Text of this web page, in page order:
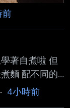
前
著自煮啦 但
麵 配不同的
料理高手可
· 4小時前